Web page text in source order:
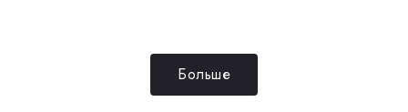
Больше